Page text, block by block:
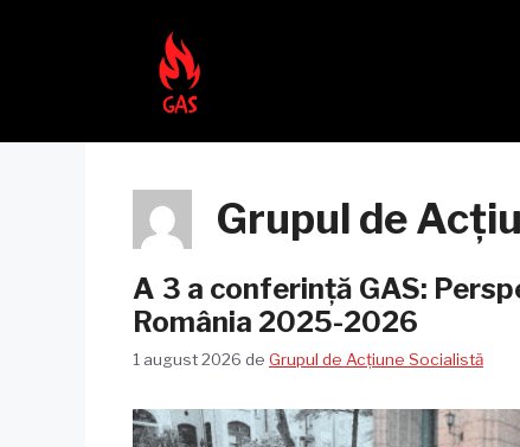
Grupul de
A 3 a conferință GAS:
România 2025-2026
1 august 2026 de Grupul de Acțiune Socialistă